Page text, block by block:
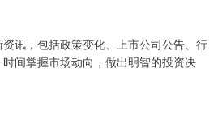
讯，包括政策变化、上市公司公告、行
间掌握市场动向，做出明智的投资决